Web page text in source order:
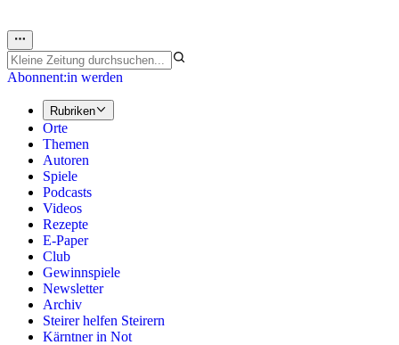
Abonnent:in werden
Rubriken
Orte
Themen
Autoren
Spiele
Podcasts
Videos
Rezepte
E-Paper
Club
Gewinnspiele
Newsletter
Archiv
Steirer helfen Steirern
Kärntner in Not